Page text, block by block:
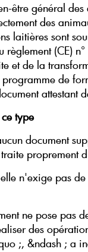
être général
des
laitières sont
règlement (CE)
et de la
de
attestant
type
document
proprement
n'exige pas
ne pose pas
des
;, &ndash ; a